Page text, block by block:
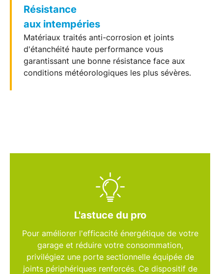
Résistance
aux intempéries
Matériaux traités anti-corrosion et joints
d'étanchéité haute performance vous
garantissant une bonne résistance face aux
conditions météorologiques les plus sévères.
L'astuce du pro
Pour améliorer l'efficacité énergétique de votre
garage et réduire votre consommation,
privilégiez une porte sectionnelleéquipée de
joints périphériques renforcés. Ce dispositif de